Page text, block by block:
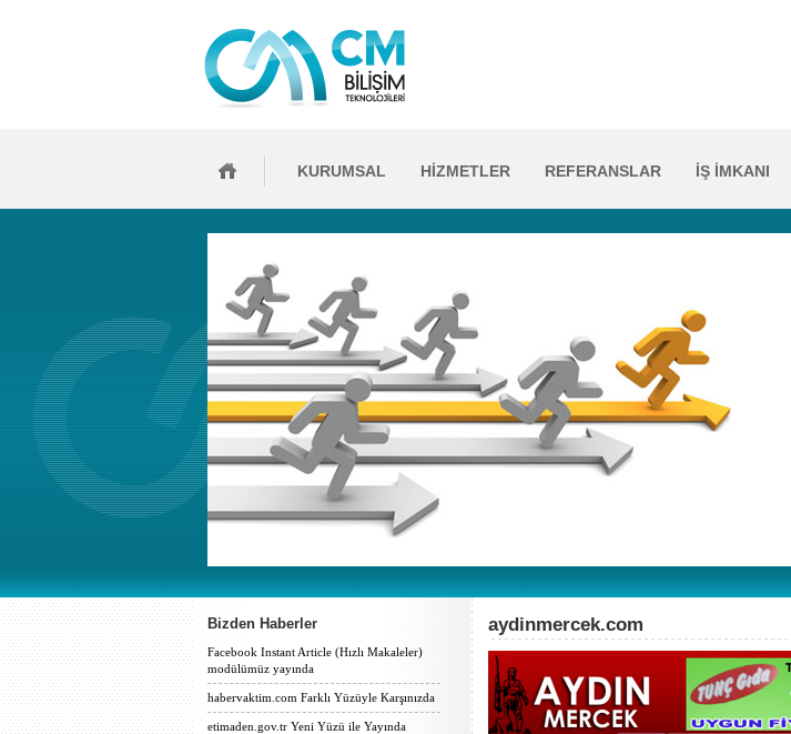
KURUMSAL HİZMETLER REFERANSLAR İŞ İMKANI
Bizden Haberler
Facebook Instant Article (Hızlı Makaleler)
modülümüz yayında
habervaktim.com Farklı Yüzüyle Karşınızda
etimaden.gov.tr Yeni Yüzü ile Yayında
aydinmercek.com